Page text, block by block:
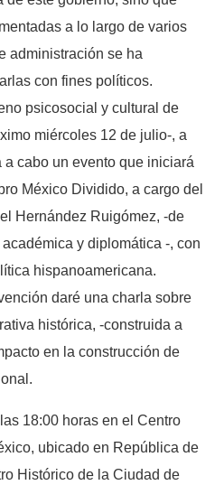
a lo largo de varios
administración se ha
con fines políticos.
psicosocial y cultural de
miércoles 12 de julio-, a
a cabo un evento que iniciará
México Dividido, a cargo del
Hernández Ruigómez, -de
y diplomática -, con
hispanoamericana.
daré una charla sobre
histórica, -construida a
en la construcción de
18:00 horas en el Centro
ubicado en República de
Histórico de la Ciudad de